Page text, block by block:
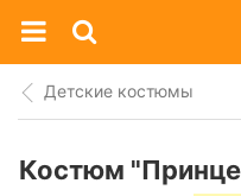
Детские костюмы
Костюм